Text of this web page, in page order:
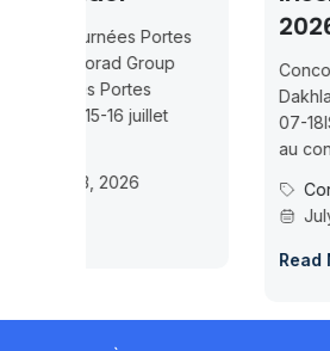
2026-07-18
Concours d’accès L1 ISMAC
Dakhla — Inscription
07-18ISMAC ouvre les
au concours d’accès en L1
Concours Post-Bac